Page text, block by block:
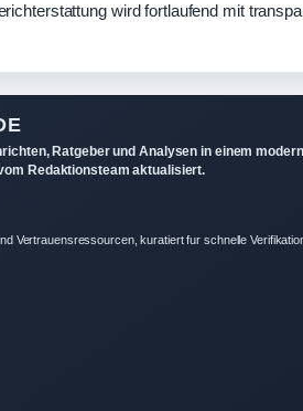
wird fortlaufend mit
Ratgeber und Analysen in einem
Redaktionsteam aktualisiert.
Vertrauensressourcen, kuratiert fur schnelle